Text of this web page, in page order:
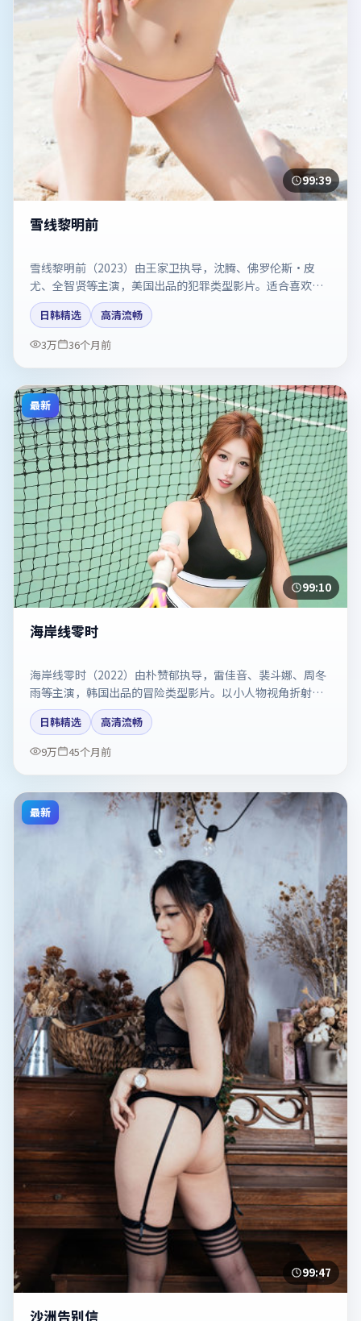
99:39
雪线黎明前
雪线黎明前（2023）由王家卫执导，沈腾、佛罗伦斯·皮
尤、全智贤等主演，美国出品的犯罪类型影片。适合喜欢强
情节与反转的观众。剧情简介与主创信息可供检索参考，上
映日期以片方资料为准。
日韩精选
高清流畅
3万
36个月前
最新
99:10
海岸线零时
海岸线零时（2022）由朴赞郁执导，雷佳音、裴斗娜、周冬
雨等主演，韩国出品的冒险类型影片。以小人物视角折射时
代切片。剧情简介与主创信息可供检索参考，上映日期以片
方资料为准。
日韩精选
高清流畅
9万
45个月前
最新
99:47
沙洲告别信